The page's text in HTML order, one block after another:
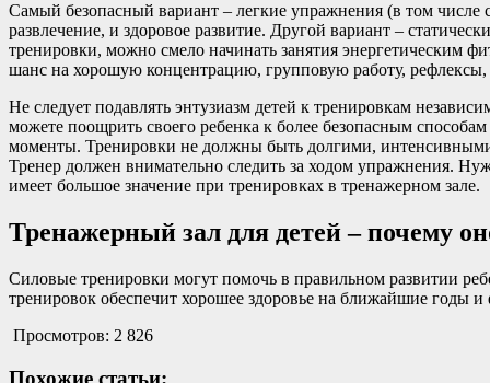
Самый безопасный вариант – легкие упражнения (в том числе
развлечение, и здоровое развитие. Другой вариант –
тренировки, можно смело начинать занятия энергетическим
шанс на хорошую концентрацию, групповую работу,
Не следует подавлять энтузиазм детей к тренировкам
можете поощрить своего ребенка к более безопасным
моменты. Тренировки не должны быть долгими, интенсивными
Тренер должен внимательно следить за ходом упражнения.
имеет большое значение при тренировках в тренажерном зале.
Тренажерный зал для детей – почему
Силовые тренировки могут помочь в правильном развитии
тренировок обеспечит хорошее здоровье на ближайшие годы
Просмотров: 2 826
Похожие статьи: